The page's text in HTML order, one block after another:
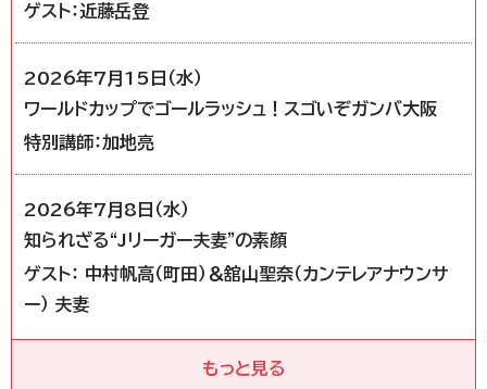
ゲスト：近藤岳登
2026年7月15日（水）
ワールドカップでゴールラッシュ！スゴいぞガンバ大阪
特別講師：加地亮
2026年7月8日（水）
知られざる“Jリーガー夫妻”の素顔
ゲスト： 中村帆高（町田）＆舘山聖奈（カンテレアナウンサ
ー） 夫妻
もっと見る